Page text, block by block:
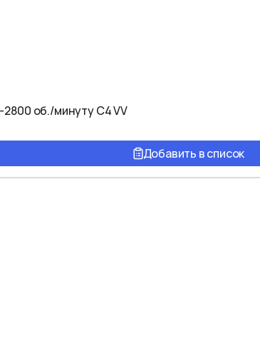
2800 об./минуту C4 VV
Добавить в список